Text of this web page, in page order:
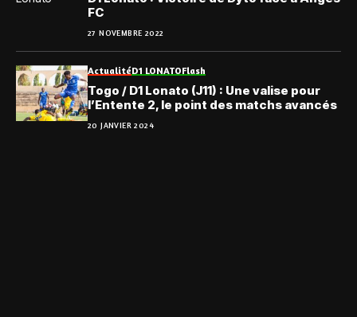
FC
27 NOVEMBRE 2022
ActualitéD1 LONATOFlash
Togo / D1 Lonato (J11) : Une valise pour
l’Entente 2, le point des matchs avancés
20 JANVIER 2024